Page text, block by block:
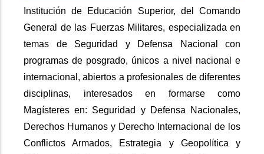
Institución de Educación Superior, del Comando
General de las Fuerzas Militares, especializada en
temas de Seguridad y Defensa Nacional con
programas de posgrado, únicos a nivel nacional e
internacional, abiertos a profesionales de diferentes
disciplinas, interesados en formarse como
Magísteres en: Seguridad y Defensa Nacionales,
Derechos Humanos y Derecho Internacional de los
Conflictos Armados, Estrategia y Geopolítica y